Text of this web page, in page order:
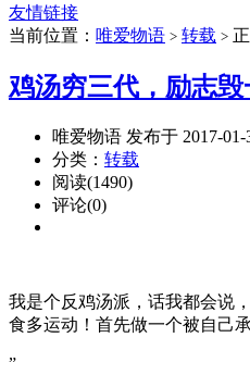
友情链接
当前位置： 唯爱物语 > 转载 >
鸡汤穷三代，励志毁
唯爱物语 发布于 2017-01-
分类： 转载
阅读(1490)
评论(0)
我是个反鸡汤派，话我都会说
食多运动！首先做一个被自己
”